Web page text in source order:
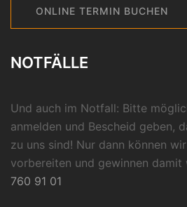
ONLINE TERMIN BUCHEN
NOTFÄLLE
Und auch im Notfall: Bitte
anmelden und Bescheid geben,
zu uns sind! Nur dann können
vorbereiten und gewinnen
760 91 01